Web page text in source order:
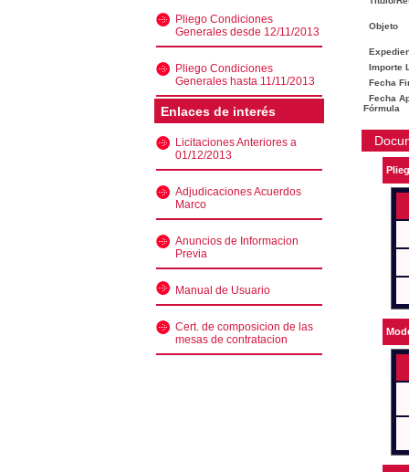
Pliego Condiciones
Generales desde 12/11/2013
Pliego Condiciones
Generales hasta 11/11/2013
Enlaces de interés
Licitaciones Anteriores a
01/12/2013
Adjudicaciones Acuerdos
Marco
Anuncios de Informacion
Previa
Manual de Usuario
Cert. de composicion de las
mesas de contratacion
Objeto
Importe
Fecha
Fecha
Fórmula